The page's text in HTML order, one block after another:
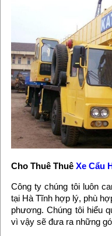
Cho Thuê Thuê Xe Cẩu
Công ty chúng tôi luôn
tại Hà Tĩnh hợp lý, phù
phương. Chúng tôi hiểu
vì vậy sẽ đưa ra những